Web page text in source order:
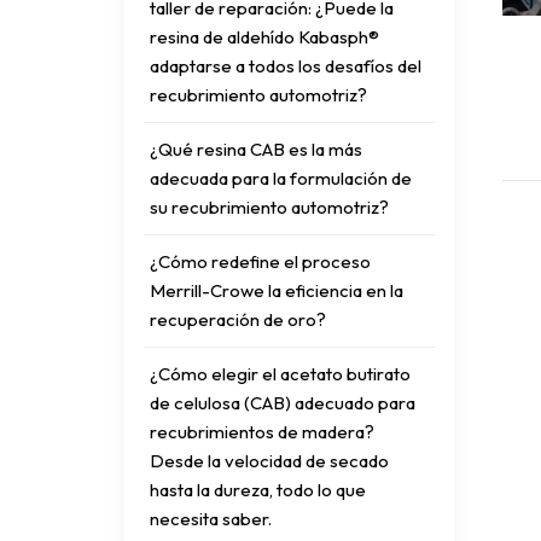
taller de reparación: ¿Puede la
resina de aldehído Kabasph®
adaptarse a todos los desafíos del
recubrimiento automotriz?
¿Qué resina CAB es la más
adecuada para la formulación de
su recubrimiento automotriz?
¿Cómo redefine el proceso
Merrill-Crowe la eficiencia en la
recuperación de oro?
¿Cómo elegir el acetato butirato
de celulosa (CAB) adecuado para
recubrimientos de madera?
Desde la velocidad de secado
hasta la dureza, todo lo que
necesita saber.